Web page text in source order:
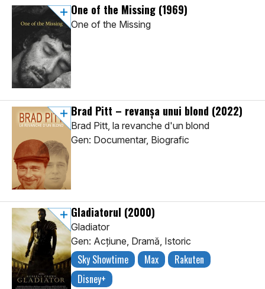
One of the Missing (1969)
One of the Missing
Brad Pitt – revanşa unui blond (2022)
Brad Pitt, la revanche d'un blond
Gen: Documentar, Biografic
Gladiatorul (2000)
Gladiator
Gen: Acţiune, Dramă, Istoric
Sky Showtime Max
Rakuten
Disney+